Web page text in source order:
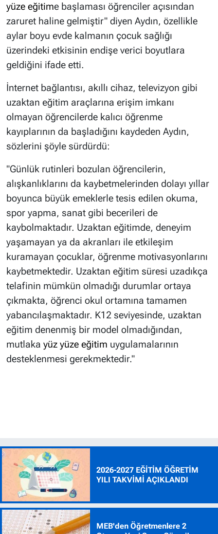
yüze eğitime başlaması öğrenciler açısından
zaruret haline gelmiştir" diyen Aydın, özellikle
aylar boyu evde kalmanın çocuk sağlığı
üzerindeki etkisinin endişe verici boyutlara
geldiğini ifade etti.
İnternet bağlantısı, akıllı cihaz, televizyon gibi
uzaktan eğitim araçlarına erişim imkanı
olmayan öğrencilerde kalıcı öğrenme
kayıplarının da başladığını kaydeden Aydın,
sözlerini şöyle sürdürdü:
"Günlük rutinleri bozulan öğrencilerin,
alışkanlıklarını da kaybetmelerinden dolayı yıllar
boyunca büyük emeklerle tesis edilen okuma,
spor yapma, sanat gibi becerileri de
kaybolmaktadır. Uzaktan eğitimde, deneyim
yaşamayan ya da akranları ile etkileşim
kuramayan çocuklar, öğrenme motivasyonlarını
kaybetmektedir. Uzaktan eğitim süresi uzadıkça
telafinin mümkün olmadığı durumlar ortaya
çıkmakta, öğrenci okul ortamına tamamen
yabancılaşmaktadır. K12 seviyesinde, uzaktan
eğitim denenmiş bir model olmadığından,
mutlaka yüz yüze eğitim uygulamalarının
desteklenmesi gerekmektedir."
2026-2027 EĞİTİM ÖĞRETİM
YILI TAKVİMİ AÇIKLANDI
MEB'den Öğretmenlere 2